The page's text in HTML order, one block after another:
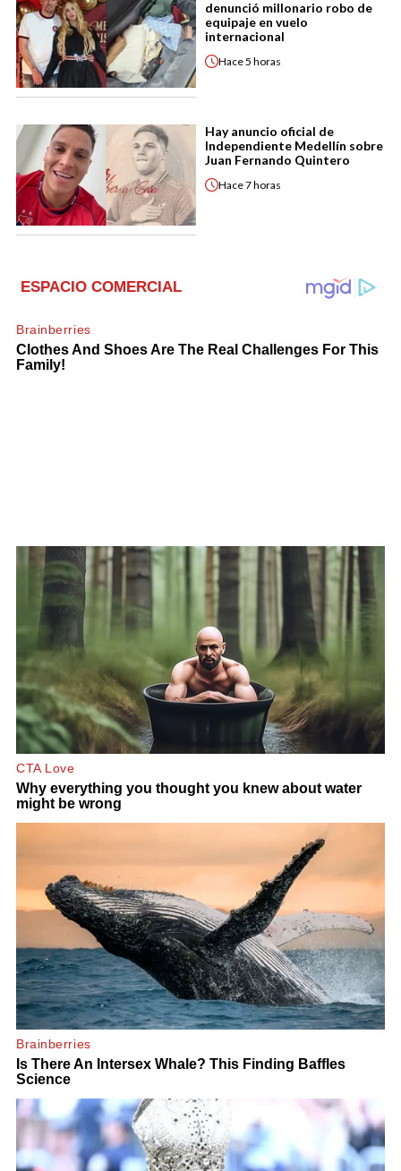
denunció millonario robo de
equipaje en vuelo
internacional
Hace5 horas
Hay anuncio oficial de
Independiente Medellín sobre
Juan Fernando Quintero
Hace7 horas